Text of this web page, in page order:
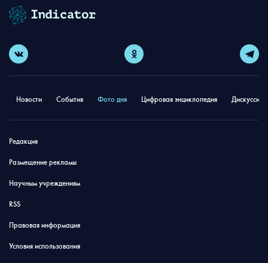
Новости События Фото дня Цифровая энциклопедия
Редакция
Размещение рекламы
Научным учреждениям
RSS
Правовая информация
Условия использования